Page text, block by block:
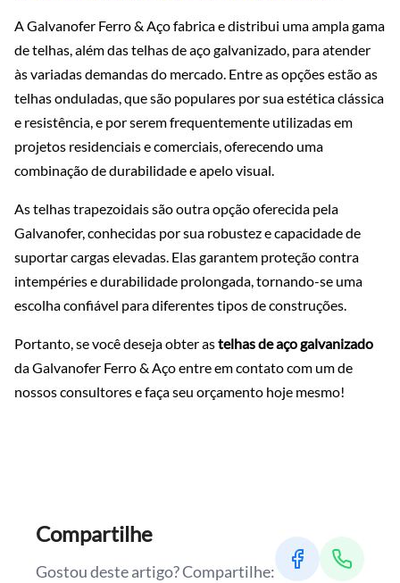
A Galvanofer Ferro & Aço fabrica e distribui uma ampla gama
de telhas, além das telhas de aço galvanizado, para atender
às variadas demandas do mercado. Entre as opções estão as
telhas onduladas, que são populares por sua estética clássica
e resistência, e por serem frequentemente utilizadas em
projetos residenciais e comerciais, oferecendo uma
combinação de durabilidade e apelo visual.
As telhas trapezoidais são outra opção oferecida pela
Galvanofer, conhecidas por sua robustez e capacidade de
suportar cargas elevadas. Elas garantem proteção contra
intempéries e durabilidade prolongada, tornando-se uma
escolha confiável para diferentes tipos de construções.
Portanto, se você deseja obter astelhas de aço galvanizado
da Galvanofer Ferro & Aço entre em contato com um de
nossos consultores e faça seu orçamento hoje mesmo!
Compartilhe
Gostou deste artigo? Compartilhe: